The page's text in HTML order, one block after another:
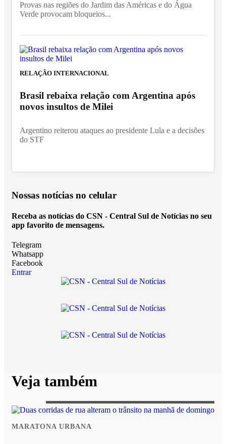
Provas nas regiões do Jardim das Américas e do Água
Verde provocam bloqueios...
RELAÇÃO INTERNACIONAL
Brasil rebaixa relação com Argentina após
novos insultos de Milei
Argentino reiterou ataques ao presidente Lula e a decisões
do STF
Nossas notícias no celular
Receba as notícias do CSN - Central Sul de Notícias no seu
app favorito de mensagens.
Telegram
Whatsapp
Facebook
Entrar
Veja também
MARATONA URBANA